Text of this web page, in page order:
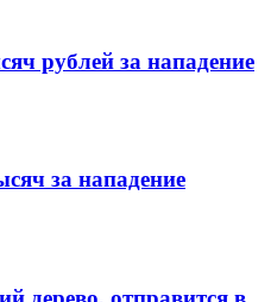
рублей за нападение
за нападение